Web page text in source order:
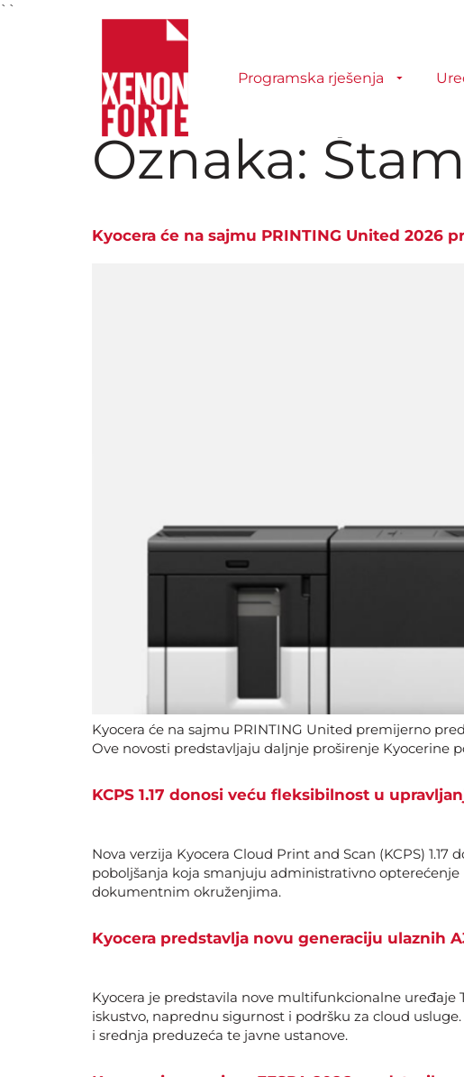
``
Programska rješenja
Oznaka:
Kyocera će na sajmu PRINTING United
Kyocera će na sajmu PRINTING United premijerno
Ove novosti predstavljaju daljnje proširenje Kyocerine
KCPS 1.17 donosi veću fleksibilnost u
Nova verzija Kyocera Cloud Print and Scan (KCPS)
poboljšanja koja smanjuju administrativno
dokumentnim okruženjima.
Kyocera predstavlja novu generaciju ulaznih
Kyocera je predstavila nove multifunkcionalne uređaje
iskustvo, naprednu sigurnost i podršku za cloud
i srednja preduzeća te javne ustanove.